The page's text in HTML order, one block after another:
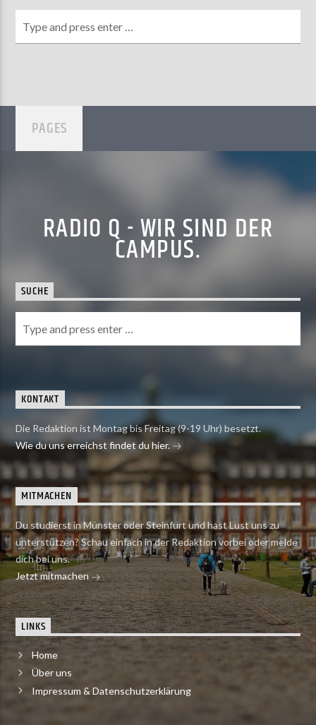
PAGES
RADIO Q - WIR SIND DER
CAMPUS.
SUCHE
KONTAKT
Die Redaktion ist Montag bis Freitag (9-19 Uhr) besetzt.
Wie du uns erreichst findet du hier.
MITMACHEN
Du studierst in Münster oder Steinfurt und hast Lust uns zu
unterstützen? Schau einfach in der Redaktion vorbei oder melde
dich bei uns.
Jetzt mitmachen
LINKS
Home
Über uns
Impressum & Datenschutzerklärung